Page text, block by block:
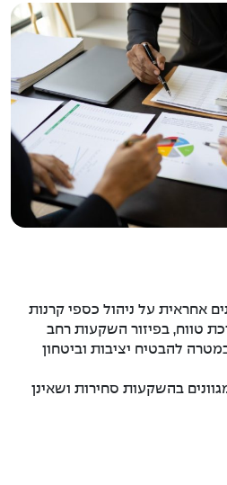
אחראית על ניהול כספי קרנות
טווח, בפיזור השקעות רחב
להבטיח יציבות וביטחון
בהשקעות סחירות ושאינן